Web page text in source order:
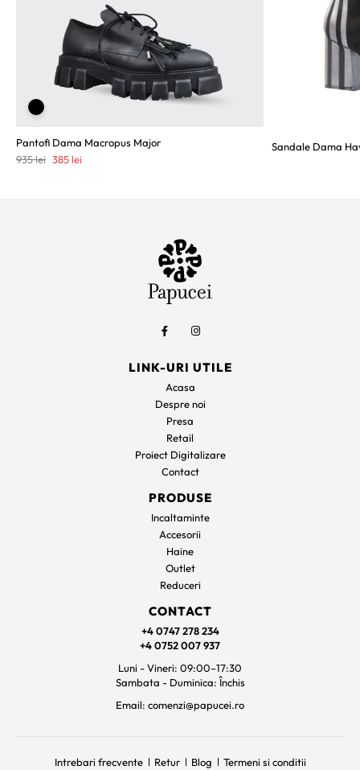
Pantofi Dama Macropus Major
935lei Prețul
385lei
Sandale Dama
LINK-URI UTILE
Acasa
Despre noi
Presa
Retail
Proiect Digitalizare
Contact
PRODUSE
Incaltaminte
Accesorii
Haine
Outlet
Reduceri
CONTACT
+4 0747 278 234
+4 0752 007 937
Luni - Vineri: 09:00–17:30
Sambata - Duminica: Închis
Email: comenzi@papucei.ro
Intrebari frecvente Retur Blog Termeni si conditii